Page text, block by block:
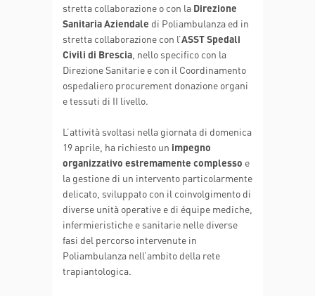
stretta collaborazione o con la Direzione
Sanitaria Aziendale di Poliambulanza ed in
stretta collaborazione con l’ASST Spedali
Civili di Brescia , nello specifico con la
Direzione Sanitarie e con il Coordinamento
ospedaliero procurement donazione organi
e tessuti di II livello.
L’attività svoltasi nella giornata di domenica
19 aprile, ha richiesto un impegno
organizzativo estremamente complesso e
la gestione di un intervento particolarmente
delicato, sviluppato con il coinvolgimento di
diverse unità operative e di équipe mediche,
infermieristiche e sanitarie nelle diverse
fasi del percorso intervenute in
Poliambulanza nell’ambito della rete
trapiantologica.